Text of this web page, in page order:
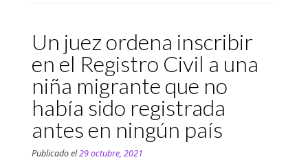
Un juez ordena inscribir
en el Registro Civil a una
niña migrante que no
había sido registrada
antes en ningún país
Publicado el29 octubre, 2021